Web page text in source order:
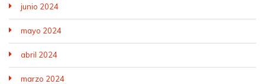
junio 2024
mayo 2024
abril 2024
marzo 2024